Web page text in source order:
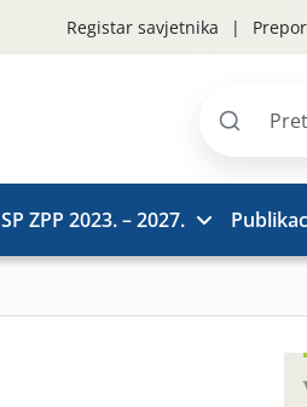
Registar savjetnika
Pretraži
SP ZPP 2023. – 2027.